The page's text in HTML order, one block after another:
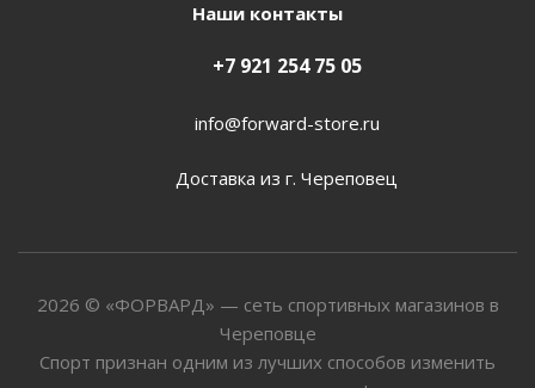
Наши контакты
+7 921 254 75 05
info@forward-store.ru
Доставка из г. Череповец
2026 © «ФОРВАРД» — сеть спортивных магазинов в
Череповце
Спорт признан одним из лучших способов изменить